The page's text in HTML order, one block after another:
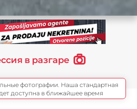
в разгаре
фотографии. Наша стандартная
доступна в ближайшее время